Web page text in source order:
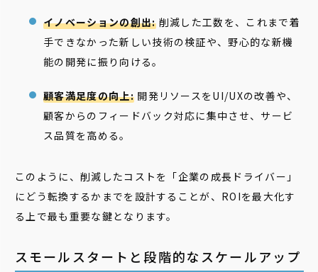
イノベーションの創出:削減した工数を、これまで着
手できなかった新しい技術の検証や、野心的な新機
能の開発に振り向ける。
顧客満足度の向上:開発リソースをUI/UXの改善や、
顧客からのフィードバック対応に集中させ、サービ
ス品質を高める。
このように、削減したコストを「企業の成長ドライバー」
にどう転換するかまでを設計することが、ROIを最大化す
る上で最も重要な鍵となります。
スモールスタートと段階的なスケールアップ